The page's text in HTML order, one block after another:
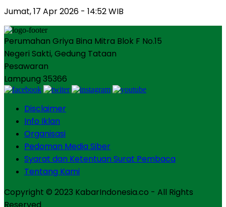
Jumat, 17 Apr 2026 - 14:52 WIB
Perumahan Griya Bina Mitra Blok F No.15
Negeri Sakti, Gedung Tataan
Pesawaran
Lampung 35366
Disclaimer
Info Iklan
Organisasi
Pedoman Media Siber
Syarat dan Ketentuan Surat Pembaca
Tentang Kami
Copyright © 2023 KabarIndonesia.co - All Rights
Reserved